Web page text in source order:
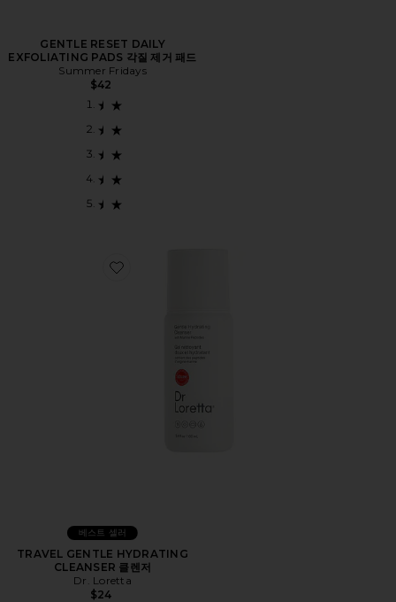
GENTLE RESET DAILY
EXFOLIATING PADS 각질 제거 패드
Summer Fridays
$42
Favorite TRAVEL GENTLE HYDRATING CLEANSER 클
베스트 셀러
TRAVEL GENTLE HYDRATING
CLEANSER 클렌저
Dr. Loretta
$24